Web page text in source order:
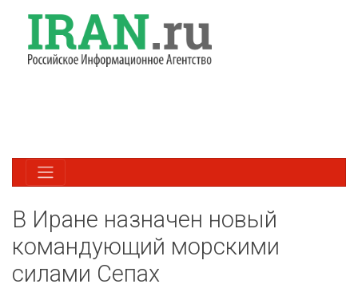
В Иране назначен новый
командующий морскими
силами Сепах